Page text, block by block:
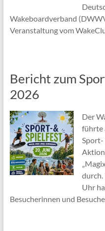
Wakeboardverband
Veranstaltung vom
Bericht zum
2026
Der
führte
Sport-
durch.
Uhr
Besucherinnen und